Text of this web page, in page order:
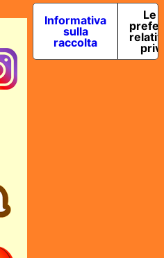
Informativa
sulla
raccolta
Le